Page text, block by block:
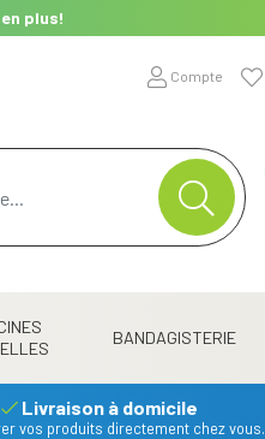
plus!
Compte
BANDAGISTERIE
Livraison à domicile
vos produits directement chez vous.